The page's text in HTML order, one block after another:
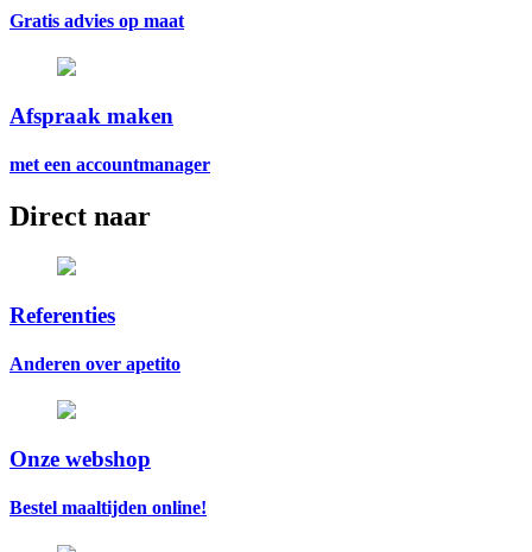
Gratis advies op maat
Afspraak maken
met een accountmanager
Direct naar
Referenties
Anderen over apetito
Onze webshop
Bestel maaltijden online!